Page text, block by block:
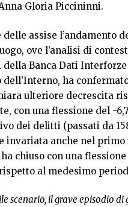
Gloria Piccininni.
delle assise l’andamento
ove l’analisi di
della Banca Dati Interforze
ha
ulteriore decrescita
con una flessione del -
dei delitti (passati da
invariata anche nel
ha chiuso con una
al medesimo
scenario, il grave episodio di